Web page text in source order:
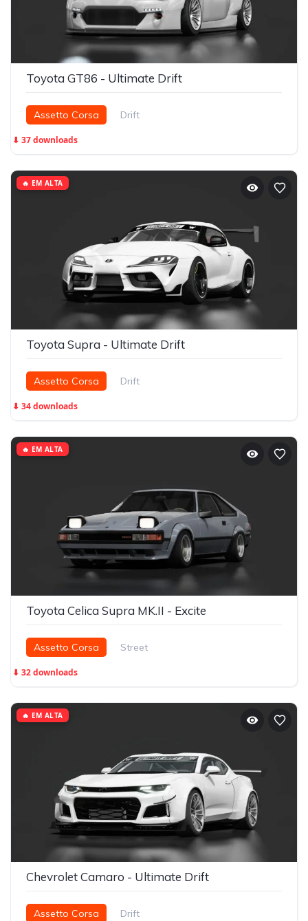
Toyota GT86 - Ultimate Drift
Assetto Corsa Drift
⬇ 37 downloads
Toyota Supra - Ultimate Drift
Assetto Corsa Drift
⬇ 34 downloads
🔥 EM ALTA
Toyota Celica Supra MK.II - Excite
Assetto Corsa Street
⬇ 32 downloads
🔥 EM ALTA
Chevrolet Camaro - Ultimate Drift
Assetto Corsa Drift
🔥 EM ALTA